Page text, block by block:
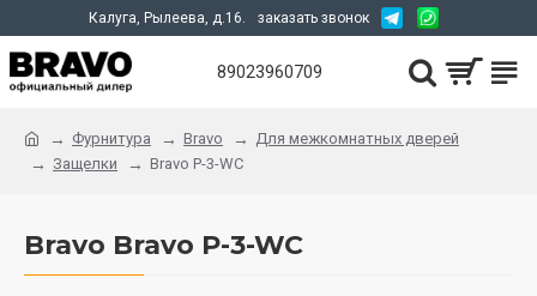
Калуга, Рылеева, д.16. заказать звонок
89023960709
Фурнитура Bravo
Для межкомнатных дверей
Защелки
Bravo P-3-WC
Bravo Bravo P-3-WC